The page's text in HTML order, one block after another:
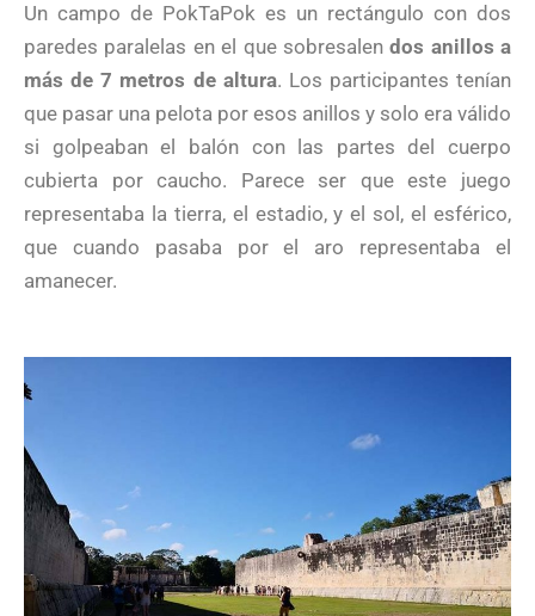
Un campo de PokTaPok es un rectángulo con dos
paredes paralelas en el que sobresalendos anillos a
más de 7 metros de altura. Los participantes tenían
que pasar una pelota por esos anillos y solo era válido
si golpeaban el balón con las partes del cuerpo
cubierta por caucho. Parece ser que este juego
representaba la tierra, el estadio, y el sol, el esférico,
que cuando pasaba por el aro representaba el
amanecer.